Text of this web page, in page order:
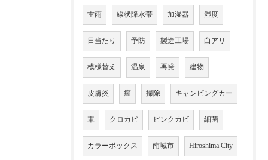
雷雨 線状降水帯 加湿器 湿度
日当たり 予防 製造工場 白アリ
模様替え 温泉 再発 建物
皮膚炎 癌 掃除 キャンピングカー
車 クロカビ ピンクカビ 細菌
カラーボックス 南城市 Hiroshima City